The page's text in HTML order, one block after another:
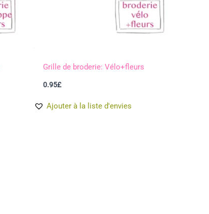
Grille de broderie: Vélo+fleurs
0.95£
Ajouter à la liste d'envies